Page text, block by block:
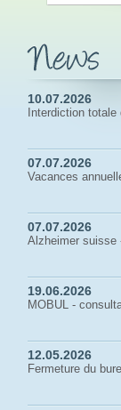
10.07.2026
Interdiction
07.07.2026
Vacances
07.07.2026
Alzheimer suisse
19.06.2026
MOBUL -
12.05.2026
Fermeture du